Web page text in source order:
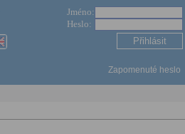
Jméno:
Heslo:
Zapomenuté heslo